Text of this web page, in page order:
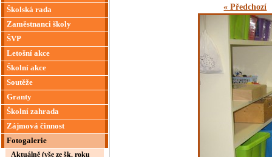
Školská rada
Zaměstnanci školy
ŠVP
Letošní akce
Školní akce
Soutěže
Granty
Školní zahrada
Zájmová činnost
Fotogalerie
Aktuálně (vše ze šk. roku
« Předchozí